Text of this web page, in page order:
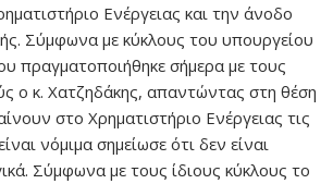
Ενέργειας και την άνοδο
Σύμφωνα με κύκλους του υπουργείου
πραγματοποιήθηκε σήμερα με τους
ο κ. Χατζηδάκης, απαντώντας στη θέση
στο Χρηματιστήριο Ενέργειας τις
νόμιμα σημείωσε ότι δεν είναι
Σύμφωνα με τους ίδιους κύκλους το